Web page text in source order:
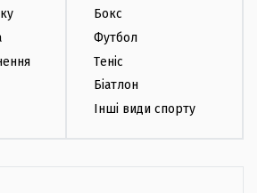
Бокс
Футбол
Теніс
Біатлон
Інші види спорту